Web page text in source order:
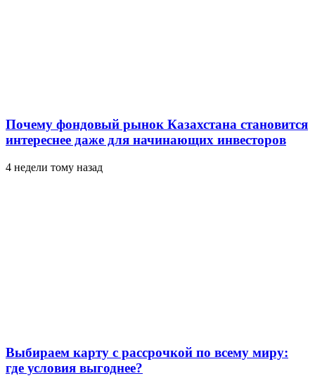
Почему фондовый рынок Казахстана становится
интереснее даже для начинающих инвесторов
4 недели тому назад
Выбираем карту с рассрочкой по всему миру:
где условия выгоднее?